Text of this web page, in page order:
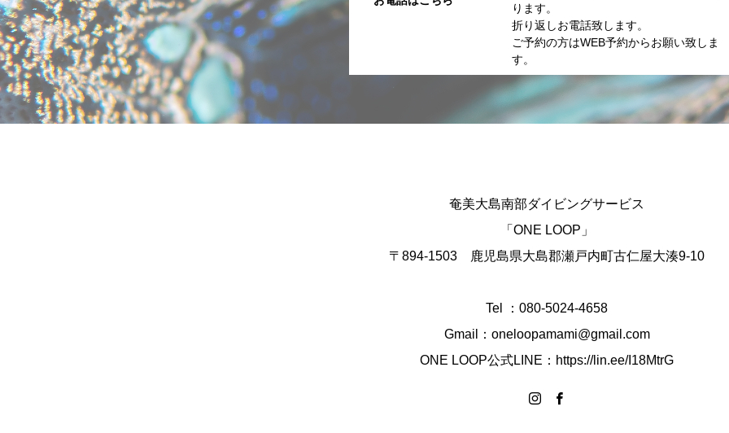
ります。
折り返しお電話致します。
ご予約の方はWEB予約からお願い致しま
す。
奄美大島南部ダイビングサービス
「ONE LOOP」
〒894-1503 鹿児島県大島郡瀬戸内町古仁屋大湊9-10
Tel ：080-5024-4658
Gmail：oneloopamami@gmail.com
ONE LOOP公式LINE：https://lin.ee/I18MtrG